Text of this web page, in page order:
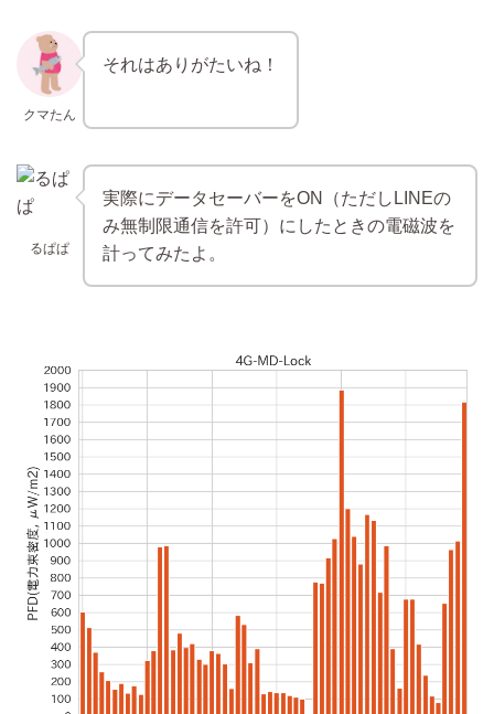
クマたん
それはありがたいね！
るぱぱ
実際にデータセーバーをON（ただしLINEの
み無制限通信を許可）にしたときの電磁波を
計ってみたよ。